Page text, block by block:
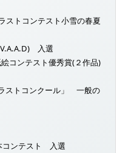
ストコンテスト小雪の春夏
入選
コンテスト優秀賞(２作品)
ストコンクール」 一般の
コンテスト 入選